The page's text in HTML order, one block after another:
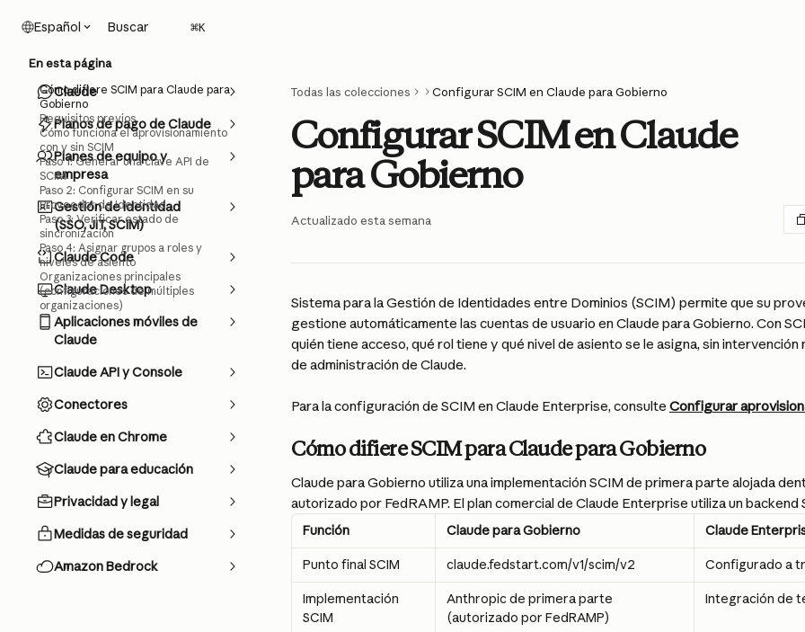
Español Buscar ⌘K
Claude
Planos de pago de Claude
Planes de equipo y
empresa
Gestión de identidad
(SSO, JIT, SCIM)
Claude Code
Claude Desktop
Aplicaciones móviles de
Claude
Claude API y Console
Conectores
Claude en Chrome
Claude para educación
Privacidad y legal
Medidas de seguridad
Amazon Bedrock
Todas las colecciones Configurar SCIM en Claude para Gobierno
Configurar SCIM en Claude
para Gobierno
Actualizado esta semana
Sistema para la Gestión de Identidades entre Dominios (SCIM) permite que su
gestione automáticamente las cuentas de usuario en Claude para Gobierno. Con
quién tiene acceso, qué rol tiene y qué nivel de asiento se le asigna, sin intervención
de administración de Claude.
Para la configuración de SCIM en Claude Enterprise, consulte Configurar
Cómo difiere SCIM para Claude para Gobierno
Claude para Gobierno utiliza una implementación SCIM de primera parte alojada
autorizado por FedRAMP. El plan comercial de Claude Enterprise utiliza un
Función Claude para Gobierno Claude
Punto final SCIM claude.fedstart.com/v1/scim/v2 Configurado a
Implementación
SCIM
Anthropic de primera parte
(autorizado por FedRAMP)
Integración de
En esta página
Cómo difiere SCIM para Claude para
Gobierno
Requisitos previos
Cómo funciona el aprovisionamiento
con y sin SCIM
Paso 1: Generar una clave API de
SCIM
Paso 2: Configurar SCIM en su
Proveedor de Identidad
Paso 3: Verificar estado de
sincronización
Paso 4: Asignar grupos a roles y
niveles de asiento
Organizaciones principales
(configuraciones de múltiples
organizaciones)